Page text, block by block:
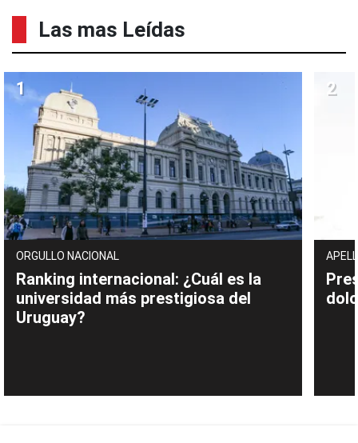
Las mas Leídas
ORGULLO NACIONAL
Ranking internacional: ¿Cuál es la
universidad más prestigiosa del
Uruguay?